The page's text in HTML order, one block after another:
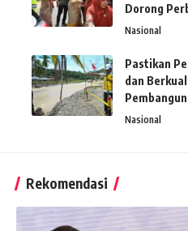
Dorong
Nasional
Pastikan
dan
Nasional
Rekomendasi